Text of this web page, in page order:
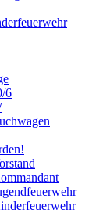
6